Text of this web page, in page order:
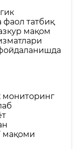
фаол татбиқ
мақом
мониторинг
мақоми